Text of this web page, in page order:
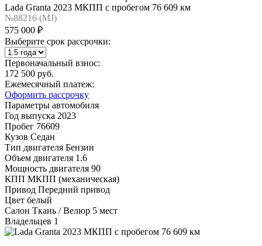
Lada Granta 2023 МКПП с пробегом 76 609 км
№88216 (МJ)
575 000 ₽
Выберите срок рассрочки:
Первоначальный взнос:
172 500 руб.
Ежемесячный платеж:
Оформить рассрочку
Параметры автомобиля
Год выпуска 2023
Пробег 76609
Кузов Седан
Тип двигателя Бензин
Объем двигателя 1.6
Мощность двигателя 90
КПП МКПП (механическая)
Привод Передний привод
Цвет белый
Салон Ткань / Велюр 5 мест
Владельцев 1